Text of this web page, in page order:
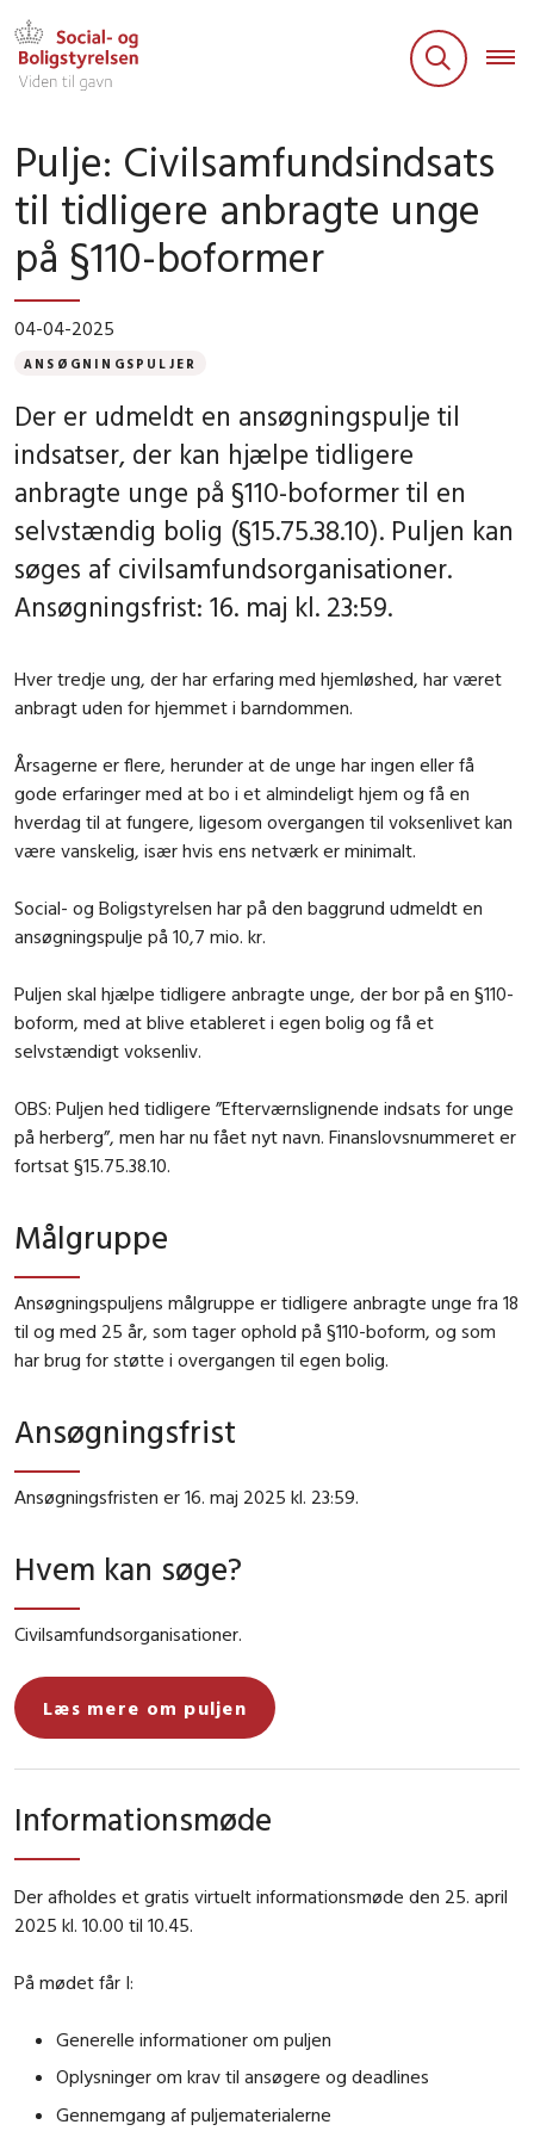
Pulje: Civilsamfundsindsats
til tidligere anbragte unge
på §110-boformer
04-04-2025
ANSØGNINGSPULJER
Der er udmeldt en ansøgningspulje til
indsatser, der kan hjælpe tidligere
anbragte unge på §110-boformer til en
selvstændig bolig (§15.75.38.10). Puljen kan
søges af civilsamfundsorganisationer.
Ansøgningsfrist: 16. maj kl. 23:59.
Hver tredje ung, der har erfaring med hjemløshed, har været
anbragt uden for hjemmet i barndommen.
Årsagerne er flere, herunder at de unge har ingen eller få
gode erfaringer med at bo i et almindeligt hjem og få en
hverdag til at fungere, ligesom overgangen til voksenlivet kan
være vanskelig, især hvis ens netværk er minimalt.
Social- og Boligstyrelsen har på den baggrund udmeldt en
ansøgningspulje på 10,7 mio. kr.
Puljen skal hjælpe tidligere anbragte unge, der bor på en §110-
boform, med at blive etableret i egen bolig og få et
selvstændigt voksenliv.
OBS: Puljen hed tidligere ”Efterværnslignende indsats for unge
på herberg”, men har nu fået nyt navn. Finanslovsnummeret er
fortsat §15.75.38.10.
Målgruppe
Ansøgningspuljens målgruppe er tidligere anbragte unge fra 18
til og med 25 år, som tager ophold på §110-boform, og som
har brug for støtte i overgangen til egen bolig.
Ansøgningsfrist
Ansøgningsfristen er 16. maj 2025 kl. 23:59.
Hvem kan søge?
Civilsamfundsorganisationer.
Læs mere om puljen
Informationsmøde
Der afholdes et gratis virtuelt informationsmøde den 25. april
2025 kl. 10.00 til 10.45.
På mødet får I:
Generelle informationer om puljen
Oplysninger om krav til ansøgere og deadlines
Gennemgang af puljematerialerne